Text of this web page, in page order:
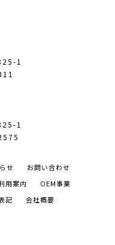
1
1
せ
お問い合わせ
用案内
OEM事業
記
会社概要